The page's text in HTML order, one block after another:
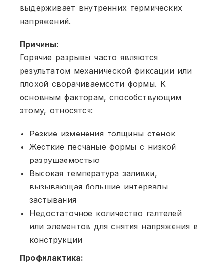
выдерживает внутренних термических
напряжений.
Причины:
Горячие разрывы часто являются
результатом механической фиксации или
плохой сворачиваемости формы. К
основным факторам, способствующим
этому, относятся:
Резкие изменения толщины стенок
Жесткие песчаные формы с низкой
разрушаемостью
Высокая температура заливки,
вызывающая большие интервалы
застывания
Недостаточное количество галтелей
или элементов для снятия напряжения в
конструкции
Профилактика: